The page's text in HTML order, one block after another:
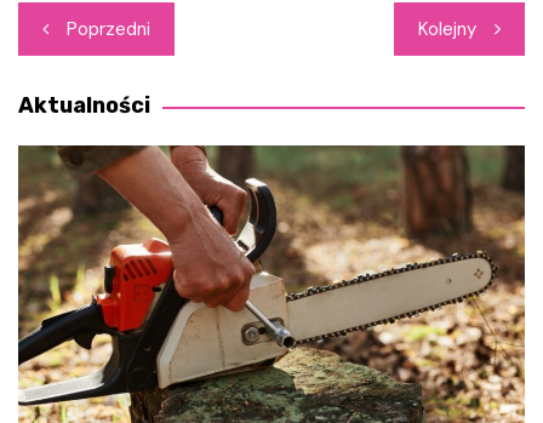
Nawigacja
wpisu
Poprzedni Kolejny
Aktualności